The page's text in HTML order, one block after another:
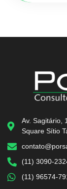
Av. Sagitário,
Square Sítio
(11) 3090-
(11) 96574-